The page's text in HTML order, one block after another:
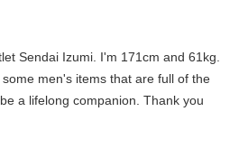
Sendai Izumi. I'm 171cm and 61kg.
men's items that are full of the
a lifelong companion. Thank you